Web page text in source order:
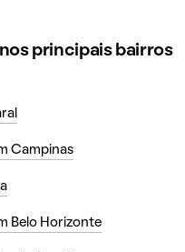
principais bairros
Campinas
Belo Horizonte